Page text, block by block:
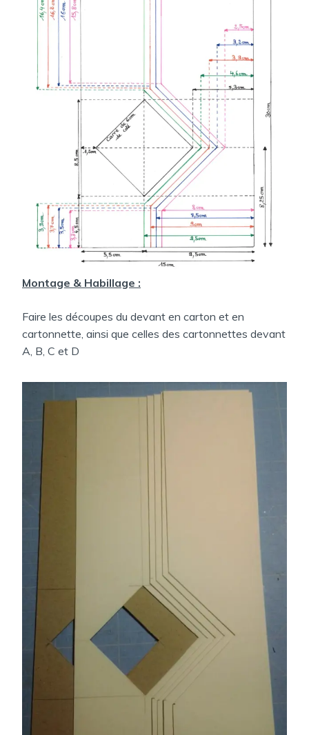
Montage & Habillage :
Faire les découpes du devant en carton et en
cartonnette, ainsi que celles des cartonnettes devant
A, B, C et D